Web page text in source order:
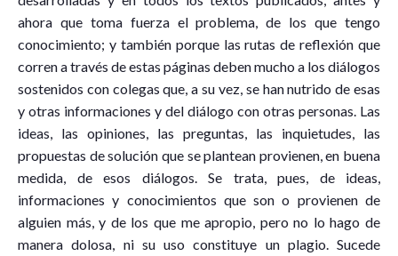
ahora que toma fuerza el problema, de los que tengo
conocimiento; y también porque las rutas de reflexión que
corren a través de estas páginas deben mucho a los diálogos
sostenidos con colegas que, a su vez, se han nutrido de esas
y otras informaciones y del diálogo con otras personas. Las
ideas, las opiniones, las preguntas, las inquietudes, las
propuestas de solución que se plantean provienen, en buena
medida, de esos diálogos. Se trata, pues, de ideas,
informaciones y conocimientos que son o provienen de
alguien más, y de los que me apropio, pero no lo hago de
manera dolosa, ni su uso constituye un plagio. Sucede